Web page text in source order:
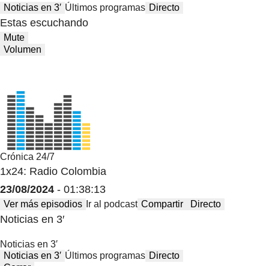
Noticias en 3′ Últimos programas Directo
Estas escuchando
Mute
Volumen
Crónica 24/7
1x24: Radio Colombia
23/08/2024 - 01:38:13
Ver más episodios Ir al podcast Compartir Directo
Noticias en 3′
Noticias en 3′
Noticias en 3′ Últimos programas Directo